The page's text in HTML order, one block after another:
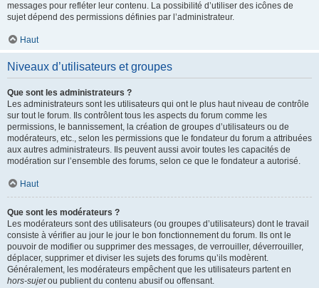
messages pour refléter leur contenu. La possibilité d’utiliser des icônes de
sujet dépend des permissions définies par l’administrateur.
Haut
Niveaux d’utilisateurs et groupes
Que sont les administrateurs ?
Les administrateurs sont les utilisateurs qui ont le plus haut niveau de contrôle
sur tout le forum. Ils contrôlent tous les aspects du forum comme les
permissions, le bannissement, la création de groupes d’utilisateurs ou de
modérateurs, etc., selon les permissions que le fondateur du forum a attribuées
aux autres administrateurs. Ils peuvent aussi avoir toutes les capacités de
modération sur l’ensemble des forums, selon ce que le fondateur a autorisé.
Haut
Que sont les modérateurs ?
Les modérateurs sont des utilisateurs (ou groupes d’utilisateurs) dont le travail
consiste à vérifier au jour le jour le bon fonctionnement du forum. Ils ont le
pouvoir de modifier ou supprimer des messages, de verrouiller, déverrouiller,
déplacer, supprimer et diviser les sujets des forums qu’ils modèrent.
Généralement, les modérateurs empêchent que les utilisateurs partent en
hors-sujetou publient du contenu abusif ou offensant.